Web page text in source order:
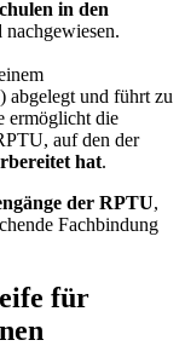
in den
nachgewiesen.
abgelegt und führt zu
ermöglicht die
auf den der
hat.
der RPTU,
Fachbindung
für